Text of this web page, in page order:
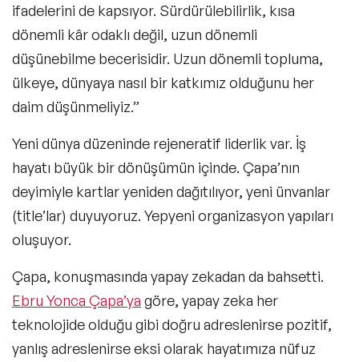
ifadelerini de kapsıyor. Sürdürülebilirlik, kısa
dönemli kâr odaklı değil, uzun dönemli
düşünebilme becerisidir. Uzun dönemli topluma,
ülkeye, dünyaya nasıl bir katkımız olduğunu her
daim düşünmeliyiz.”
Yeni dünya düzeninde rejeneratif liderlik var. İş
hayatı büyük bir dönüşümün içinde. Çapa’nın
deyimiyle kartlar yeniden dağıtılıyor, yeni ünvanlar
(title’lar) duyuyoruz. Yepyeni organizasyon yapıları
oluşuyor.
Çapa, konuşmasında yapay zekadan da bahsetti.
Ebru Yonca Çapa’ya göre, yapay zeka her
teknolojide olduğu gibi doğru adreslenirse pozitif,
yanlış adreslenirse eksi olarak hayatımıza nüfuz